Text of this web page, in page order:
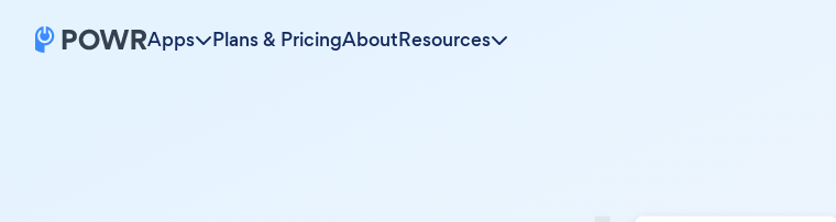
Apps Plans & PricingAboutResources